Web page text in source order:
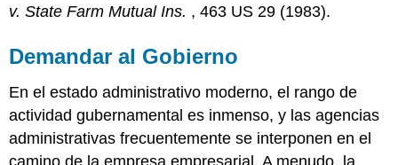
v. State Farm Mutual Ins. , 463 US 29 (1983).
Demandar al Gobierno
En el estado administrativo moderno, el rango de
actividad gubernamental es inmenso, y las agencias
administrativas frecuentemente se interponen en el